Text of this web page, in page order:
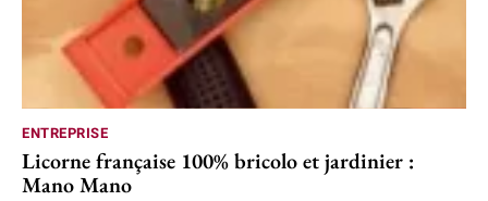
ENTREPRISE
Licorne française 100% bricolo et jardinier :
Mano Mano